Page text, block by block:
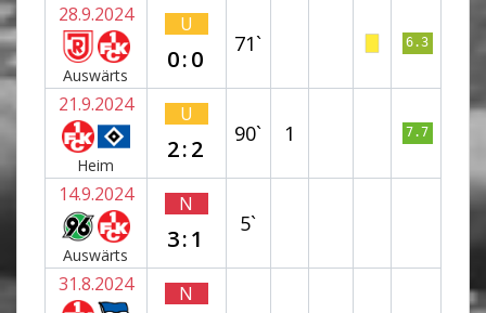
28.9.2024
Auswärts
U
0:0
71` 6.3
21.9.2024
Heim
U
2:2
90` 1 7.7
14.9.2024
Auswärts
N
3:1
5`
31.8.2024 N